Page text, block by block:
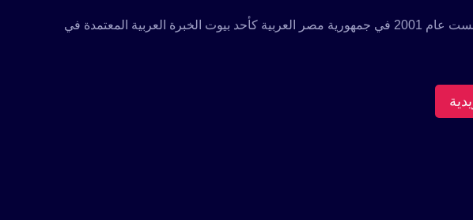
مؤسسة تدريبية رائدة متكاملة ومعتمدة متخصصة في تقديم كافة مجالات الخدمات التدريبية والاستشارية، تأسست عام 2001 في جمهورية مصر العربية كأحد بيوت الخبرة العربية المعتمدة في